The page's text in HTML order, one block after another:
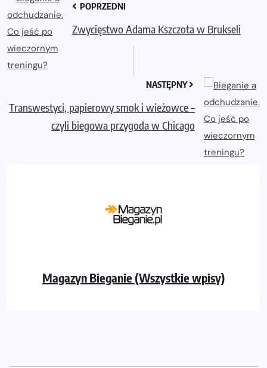
POPRZEDNI
Zwycięstwo Adama Kszczota w Brukseli
NASTĘPNY
Transwestyci, papierowy smok i wieżowce –
czyli biegowa przygoda w Chicago
Magazyn Bieganie (Wszystkie wpisy)